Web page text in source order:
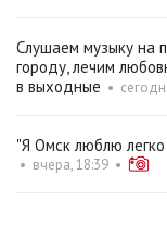
Слушаем музыку на
городу, лечим
в выходные •
"Я Омск люблю легко
• вчера, 18:39 •